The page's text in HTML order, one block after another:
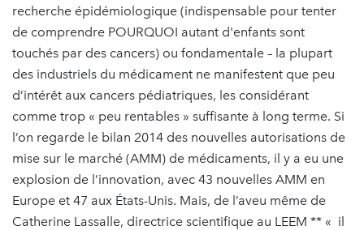
recherche épidémiologique (indispensable pour tenter
de comprendre POURQUOI autant d'enfants sont
touchés par des cancers) ou fondamentale – la plupart
des industriels du médicament ne manifestent que peu
d’intérêt aux cancers pédiatriques, les considérant
comme trop « peu rentables » suffisante à long terme. Si
l’on regarde le bilan 2014 des nouvelles autorisations de
mise sur le marché (AMM) de médicaments, il y a eu une
explosion de l’innovation, avec 43 nouvelles AMM en
Europe et 47 aux États-Unis. Mais, de l’aveu même de
Catherine Lassalle, directrice scientifique au LEEM ** « il